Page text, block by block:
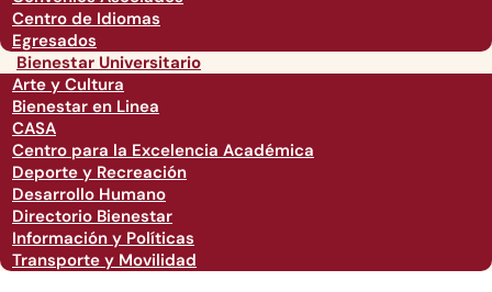
Centro de Idiomas
Egresados
Bienestar Universitario
Arte y Cultura
Bienestar en Linea
CASA
Centro para la Excelencia Académica
Deporte y Recreación
Desarrollo Humano
Directorio Bienestar
Información y Políticas
Transporte y Movilidad